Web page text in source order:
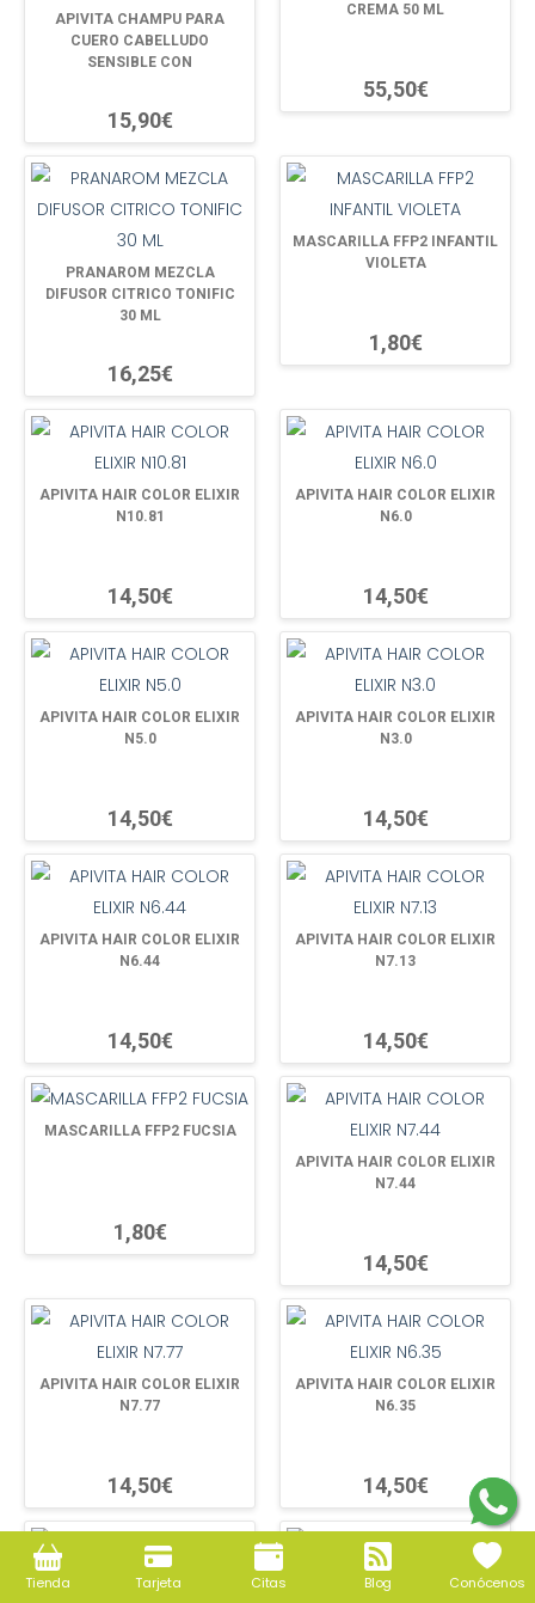
APIVITA CHAMPU PARA
CUERO CABELLUDO
SENSIBLE CON
15,90€
CREMA 50 ML
55,50€
PRANAROM MEZCLA
DIFUSOR CITRICO TONIFIC
30 ML
16,25€
MASCARILLA FFP2 INFANTIL
VIOLETA
1,80€
APIVITA HAIR COLOR ELIXIR
N10.81
14,50€
APIVITA HAIR COLOR ELIXIR
N6.0
14,50€
APIVITA HAIR COLOR ELIXIR
N5.0
14,50€
APIVITA HAIR COLOR ELIXIR
N3.0
14,50€
APIVITA HAIR COLOR ELIXIR
N6.44
14,50€
APIVITA HAIR COLOR ELIXIR
N7.13
14,50€
MASCARILLA FFP2 FUCSIA
1,80€
APIVITA HAIR COLOR ELIXIR
N7.44
14,50€
APIVITA HAIR COLOR ELIXIR
N7.77
14,50€
APIVITA HAIR COLOR ELIXIR
N6.35
14,50€
Tienda Tarjeta Citas Blog Conócenos